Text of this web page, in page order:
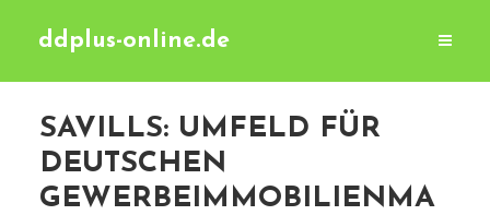
ddplus-online.de
SAVILLS: UMFELD FÜR
DEUTSCHEN
GEWERBEIMMOBILIENMA